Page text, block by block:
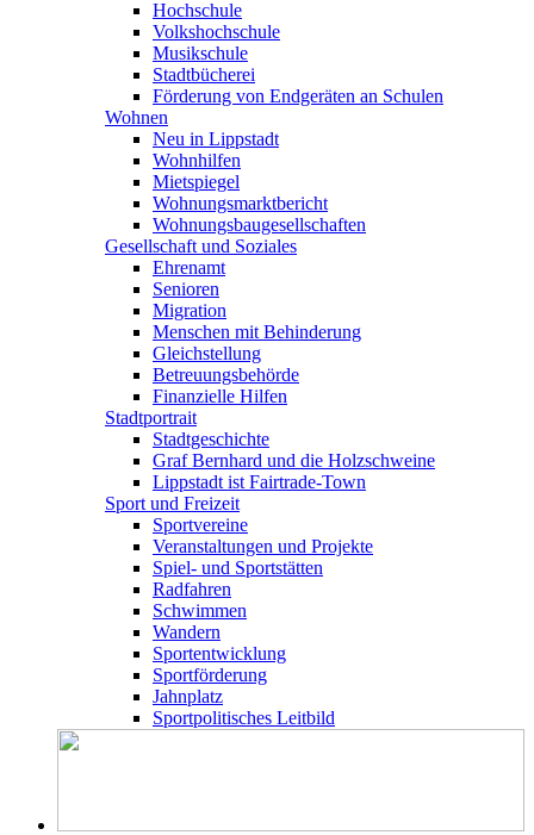
Hochschule
Volkshochschule
Musikschule
Stadtbücherei
Förderung von Endgeräten an Schulen
Wohnen
Neu in Lippstadt
Wohnhilfen
Mietspiegel
Wohnungsmarktbericht
Wohnungsbaugesellschaften
Gesellschaft und Soziales
Ehrenamt
Senioren
Migration
Menschen mit Behinderung
Gleichstellung
Betreuungsbehörde
Finanzielle Hilfen
Stadtportrait
Stadtgeschichte
Graf Bernhard und die Holzschweine
Lippstadt ist Fairtrade-Town
Sport und Freizeit
Sportvereine
Veranstaltungen und Projekte
Spiel- und Sportstätten
Radfahren
Schwimmen
Wandern
Sportentwicklung
Sportförderung
Jahnplatz
Sportpolitisches Leitbild